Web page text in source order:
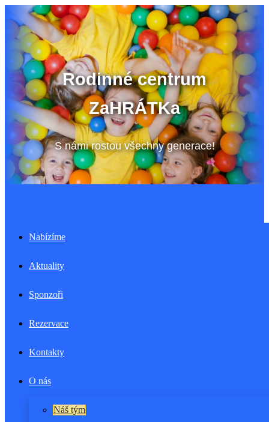
Přeskočit
na
obsah
Rodinné centrum
ZaHRÁTKa
S námi rostou všechny generace!
Nabízíme
Aktuality
Sponzoři
Rezervace
Kontakty
O nás
Náš tým